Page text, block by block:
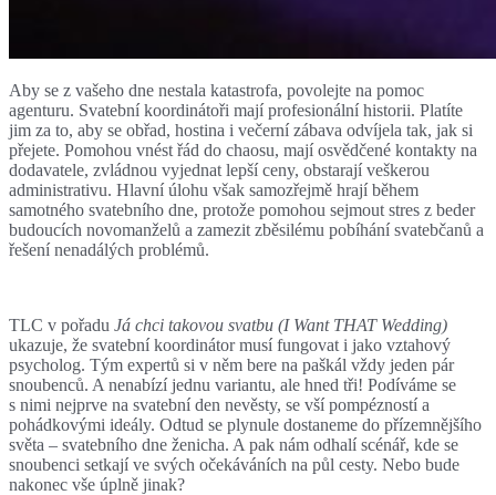
Aby se z vašeho dne nestala katastrofa, povolejte na pomoc
agenturu. Svatební koordinátoři mají profesionální historii. Platíte
jim za to, aby se obřad, hostina i večerní zábava odvíjela tak, jak si
přejete. Pomohou vnést řád do chaosu, mají osvědčené kontakty na
dodavatele, zvládnou vyjednat lepší ceny, obstarají veškerou
administrativu. Hlavní úlohu však samozřejmě hrají během
samotného svatebního dne, protože pomohou sejmout stres z beder
budoucích novomanželů a zamezit zběsilému pobíhání svatebčanů a
řešení nenadálých problémů.
TLC v pořadu Já chci takovou svatbu (I Want THAT Wedding)
ukazuje, že svatební koordinátor musí fungovat i jako vztahový
psycholog. Tým expertů si v něm bere na paškál vždy jeden pár
snoubenců. A nenabízí jednu variantu, ale hned tři! Podíváme se
s nimi nejprve na svatební den nevěsty, se vší pompézností a
pohádkovými ideály. Odtud se plynule dostaneme do přízemnějšího
světa – svatebního dne ženicha. A pak nám odhalí scénář, kde se
snoubenci setkají ve svých očekáváních na půl cesty. Nebo bude
nakonec vše úplně jinak?